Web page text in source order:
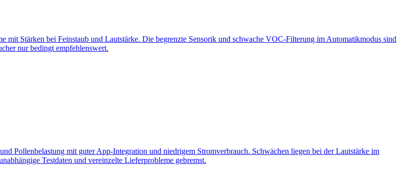
Stärken bei Feinstaub und Lautstärke. Die begrenzte Sensorik und schwache VOC-Filterung im Automatikmodus sind
nur bedingt empfehlenswert.
Pollenbelastung mit guter App-Integration und niedrigem Stromverbrauch. Schwächen liegen bei der Lautstärke im
Testdaten und vereinzelte Lieferprobleme gebremst.